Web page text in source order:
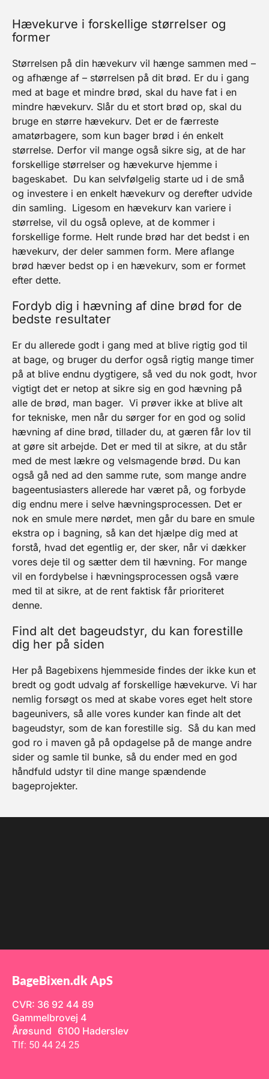
Hævekurve i forskellige størrelser og
former
Størrelsen på din hævekurv vil hænge sammen med –
og afhænge af – størrelsen på dit brød. Er du i gang
med at bage et mindre brød, skal du have fat i en
mindre hævekurv. Slår du et stort brød op, skal du
bruge en større hævekurv. Det er de færreste
amatørbagere, som kun bager brød i én enkelt
størrelse. Derfor vil mange også sikre sig, at de har
forskellige størrelser og hævekurve hjemme i
bageskabet. Du kan selvfølgelig starte ud i de små
og investere i en enkelt hævekurv og derefter udvide
din samling. Ligesom en hævekurv kan variere i
størrelse, vil du også opleve, at de kommer i
forskellige forme. Helt runde brød har det bedst i en
hævekurv, der deler sammen form. Mere aflange
brød hæver bedst op i en hævekurv, som er formet
efter dette.
Fordyb dig i hævning af dine brød for de
bedste resultater
Er du allerede godt i gang med at blive rigtig god til
at bage, og bruger du derfor også rigtig mange timer
på at blive endnu dygtigere, så ved du nok godt, hvor
vigtigt det er netop at sikre sig en god hævning på
alle de brød, man bager. Vi prøver ikke at blive alt
for tekniske, men når du sørger for en god og solid
hævning af dine brød, tillader du, at gæren får lov til
at gøre sit arbejde. Det er med til at sikre, at du står
med de mest lækre og velsmagende brød. Du kan
også gå ned ad den samme rute, som mange andre
bageentusiasters allerede har været på, og forbyde
dig endnu mere i selve hævningsprocessen. Det er
nok en smule mere nørdet, men går du bare en smule
ekstra op i bagning, så kan det hjælpe dig med at
forstå, hvad det egentlig er, der sker, når vi dækker
vores deje til og sætter dem til hævning. For mange
vil en fordybelse i hævningsprocessen også være
med til at sikre, at de rent faktisk får prioriteret
denne.
Find alt det bageudstyr, du kan forestille
dig her på siden
Her på Bagebixens hjemmeside findes der ikke kun et
bredt og godt udvalg af forskellige hævekurve. Vi har
nemlig forsøgt os med at skabe vores eget helt store
bageunivers, så alle vores kunder kan finde alt det
bageudstyr, som de kan forestille sig. Så du kan med
god ro i maven gå på opdagelse på de mange andre
sider og samle til bunke, så du ender med en god
håndfuld udstyr til dine mange spændende
bageprojekter.
BageBixen.dk ApS
CVR: 36 92 44 89
Gammelbrovej 4
Årøsund 6100 Haderslev
Tlf: 50 44 24 25